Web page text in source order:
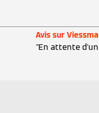
Avis sur
"En attente